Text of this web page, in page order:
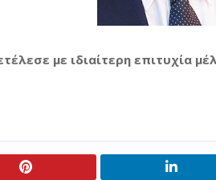
με ιδιαίτερη επιτυχία